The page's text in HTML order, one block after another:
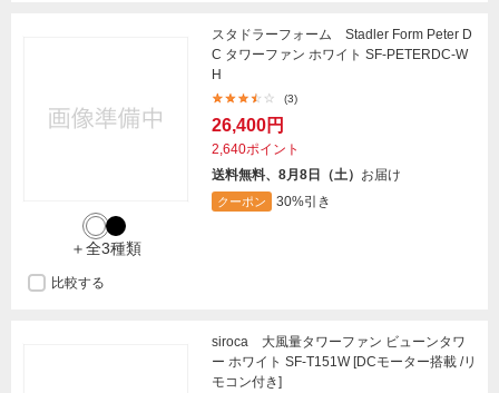
＋全3種類
スタドラーフォーム Stadler Form Peter D
C タワーファン ホワイト SF-PETERDC-W
H
(3)
26,400円
2,640ポイント
送料無料、8月8日（土） お届け
クーポン 30%引き
比較する
siroca 大風量タワーファン ビューンタワ
ー ホワイト SF-T151W [DCモーター搭載 /リ
モコン付き]